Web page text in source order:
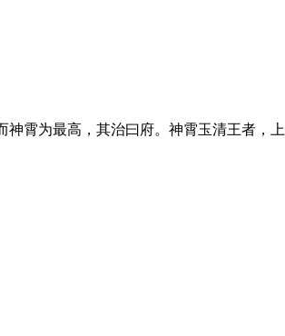
霄为最高，其治曰府。神霄玉清王者，